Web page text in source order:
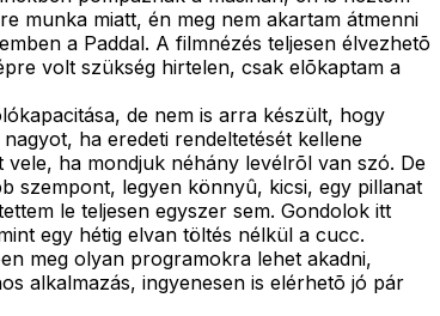
munka miatt, én meg nem akartam átmenni
a Paddal. A filmnézés teljesen élvezhetõ
volt szükség hirtelen, csak elõkaptam a
de nem is arra készült, hogy
ha eredeti rendeltetését kellene
ha mondjuk néhány levélrõl van szó. De
szempont, legyen könnyû, kicsi, egy pillanat
le teljesen egyszer sem. Gondolok itt
egy hétig elvan töltés nélkül a cucc.
meg olyan programokra lehet akadni,
alkalmazás, ingyenesen is elérhetõ jó pár